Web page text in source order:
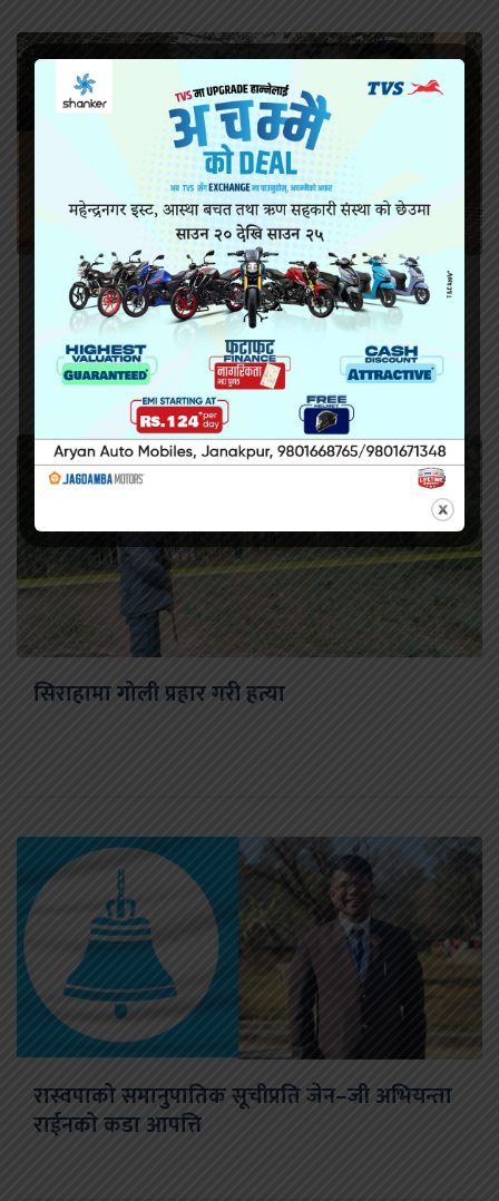
सिरहा कारागारको अवस्थाबारे राईनको गम्भीर प्रश्न
सिराहामा गोली प्रहार गरी हत्या
रास्वपाको समानुपातिक सूचीप्रति जेन–जी अभियन्ता
राईनको कडा आपत्ति